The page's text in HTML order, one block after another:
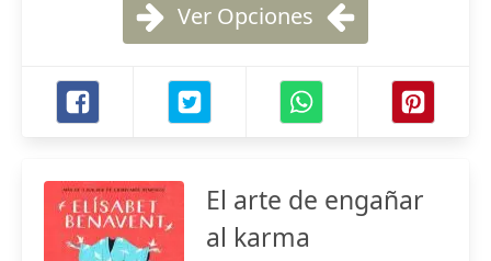
Ver Opciones
El arte de engañar
al karma